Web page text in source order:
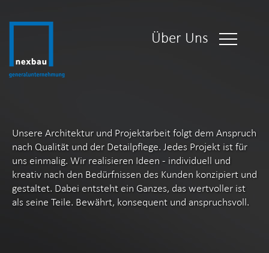
Über Uns
Unsere Architektur und Projektarbeit folgt dem Anspruch
nach Qualität und der Detailpflege. Jedes Projekt ist für
uns einmalig. Wir realisieren Ideen - individuell und
kreativ nach den Bedürfnissen des Kunden konzipiert und
gestaltet. Dabei entsteht ein Ganzes, das wertvoller ist
als seine Teile. Bewährt, konsequent und anspruchsvoll.